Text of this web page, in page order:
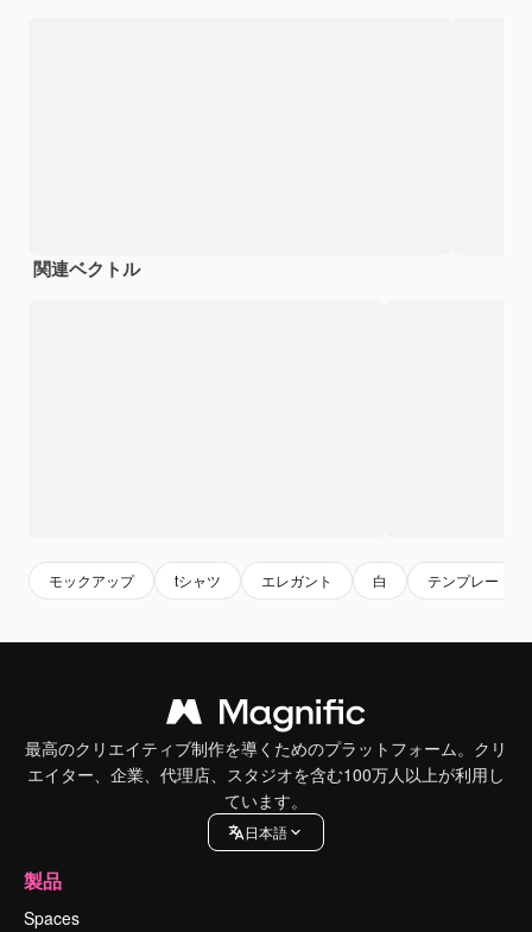
関連ベクトル
モックアップ tシャツ エレガント 白 テンプレート
最高のクリエイティブ制作を導くためのプラットフォーム。クリ
エイター、企業、代理店、スタジオを含む100万人以上が利用し
ています。
日本語
製品
Spaces